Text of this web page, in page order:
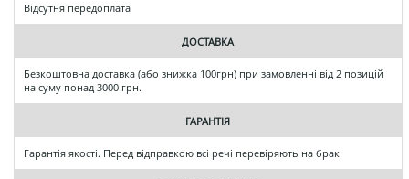
Відсутня передоплата
ДОСТАВКА
Безкоштовна доставка (або знижка 100грн) при замовленні від 2 позицій
на суму понад 3000 грн.
ГАРАНТІЯ
Гарантія якості. Перед відправкою всі речі перевіряють на брак